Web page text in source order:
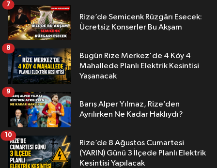
Rize’de Semicenk Rüzgârı Esecek:
Ücretsiz Konserler Bu Akşam
7
Bugün Rize Merkez'de 4 Köy 4
Mahallede Planlı Elektrik Kesintisi
Yaşanacak
8
Barış Alper Yılmaz, Rize’den
Ayrılırken Ne Kadar Haklıydı?
9
Rize’de 8 Ağustos Cumartesi
(YARIN) Günü 3 İlçede Planlı Elektrik
Kesintisi Yapılacak
10